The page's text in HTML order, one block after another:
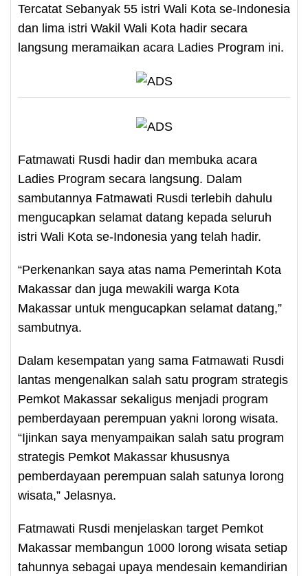
Tercatat Sebanyak 55 istri Wali Kota se-Indonesia
dan lima istri Wakil Wali Kota hadir secara
langsung meramaikan acara Ladies Program ini.
Fatmawati Rusdi hadir dan membuka acara
Ladies Program secara langsung. Dalam
sambutannya Fatmawati Rusdi terlebih dahulu
mengucapkan selamat datang kepada seluruh
istri Wali Kota se-Indonesia yang telah hadir.
“Perkenankan saya atas nama Pemerintah Kota
Makassar dan juga mewakili warga Kota
Makassar untuk mengucapkan selamat datang,”
sambutnya.
Dalam kesempatan yang sama Fatmawati Rusdi
lantas mengenalkan salah satu program strategis
Pemkot Makassar sekaligus menjadi program
pemberdayaan perempuan yakni lorong wisata.
“Ijinkan saya menyampaikan salah satu program
strategis Pemkot Makassar khususnya
pemberdayaan perempuan salah satunya lorong
wisata,” Jelasnya.
Fatmawati Rusdi menjelaskan target Pemkot
Makassar membangun 1000 lorong wisata setiap
tahunnya sebagai upaya mendesain kemandirian